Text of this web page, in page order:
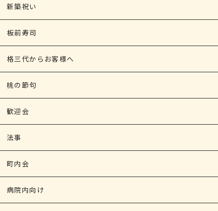
新築祝い
板前寿司
格三代からお客様へ
桃の節句
歓迎会
法事
町内会
病院内向け